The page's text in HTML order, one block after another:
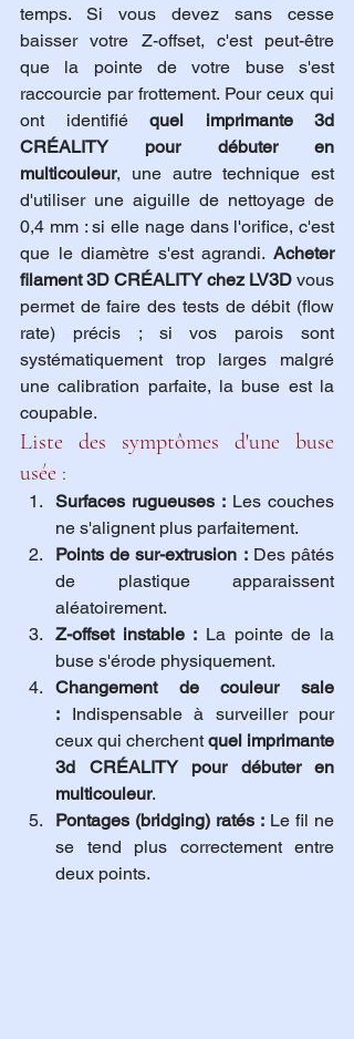
temps. Si vous devez sans cesse
baisser votre Z-offset, c'est peut-être
que la pointe de votre buse s'est
raccourcie par frottement. Pour ceux qui
ont identifié quel imprimante 3d
CRÉALITY pour débuter en
multicouleur, une autre technique est
d'utiliser une aiguille de nettoyage de
0,4 mm : si elle nage dans l'orifice, c'est
que le diamètre s'est agrandi. Acheter
filament 3D CRÉALITY chez LV3D vous
permet de faire des tests de débit (flow
rate) précis ; si vos parois sont
systématiquement trop larges malgré
une calibration parfaite, la buse est la
coupable.
Liste des symptômes d'une buse
usée :
Surfaces rugueuses : Les couches
ne s'alignent plus parfaitement.
Points de sur-extrusion : Des pâtés
de plastique apparaissent
aléatoirement.
Z-offset instable : La pointe de la
buse s'érode physiquement.
Changement de couleur sale
: Indispensable à surveiller pour
ceux qui cherchent quel imprimante
3d CRÉALITY pour débuter en
multicouleur.
Pontages (bridging) ratés : Le fil ne
se tend plus correctement entre
deux points.